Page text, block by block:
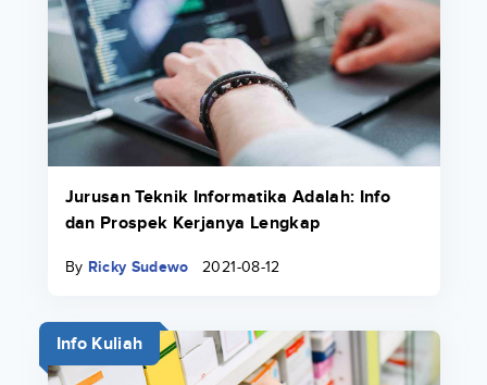
Jurusan Teknik Informatika Adalah: Info
dan Prospek Kerjanya Lengkap
By Ricky Sudewo 2021-08-12
Info Kuliah